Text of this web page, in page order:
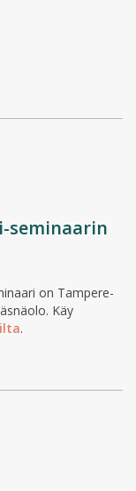
seminaarin
on Tampere-
Käy
.